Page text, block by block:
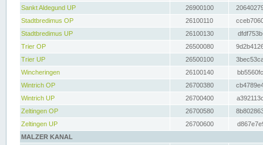
Sankt Aldegund UP
26900100
Stadtbredimus OP
26100110
Stadtbredimus UP
26100130
Trier OP
26500080
Trier UP
26500100
Wincheringen
26100140
Wintrich OP
26700380
Wintrich UP
26700400
Zeltingen OP
26700580
Zeltingen UP
26700600
MALZER KANAL